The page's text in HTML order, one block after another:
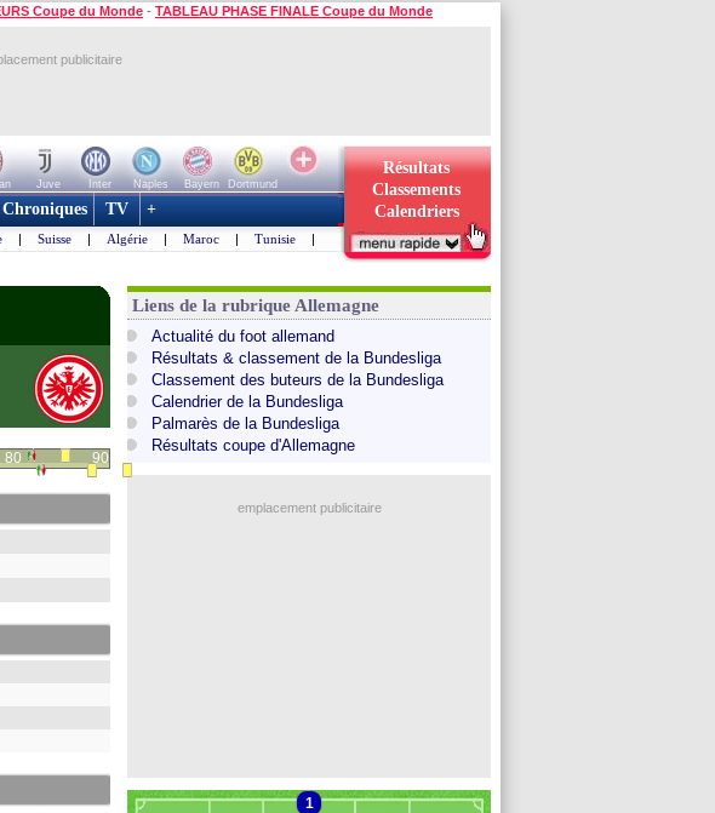
Coupe du Monde - TABLEAU PHASE FINALE Coupe du Monde
publicitaire
Juve Inter Naples Bayern
Dortmund
Résultats
Classements
Calendriers
Chroniques TV +
| Suisse | Algérie | Maroc | Tunisie |
80 90
Liens de la rubrique Allemagne
Actualité du foot allemand
Résultats & classement de la Bundesliga
Classement des buteurs de la Bundesliga
Calendrier de la Bundesliga
Palmarès de la Bundesliga
Résultats coupe d'Allemagne
emplacement publicitaire
1